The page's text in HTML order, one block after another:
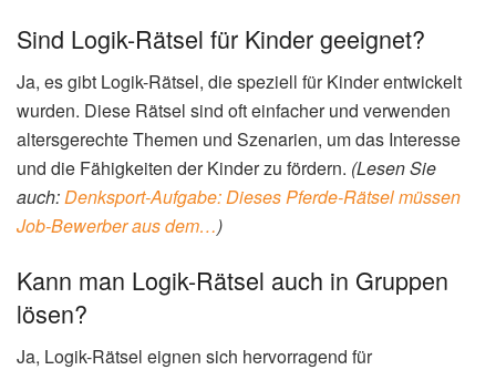
Sind Logik-Rätsel für Kinder geeignet?
Ja, es gibt Logik-Rätsel, die speziell für Kinder entwickelt
wurden. Diese Rätsel sind oft einfacher und verwenden
altersgerechte Themen und Szenarien, um das Interesse
und die Fähigkeiten der Kinder zu fördern. (Lesen Sie
auch: Denksport-Aufgabe: Dieses Pferde-Rätsel müssen
Job-Bewerber aus dem…)
Kann man Logik-Rätsel auch in Gruppen
lösen?
Ja, Logik-Rätsel eignen sich hervorragend für